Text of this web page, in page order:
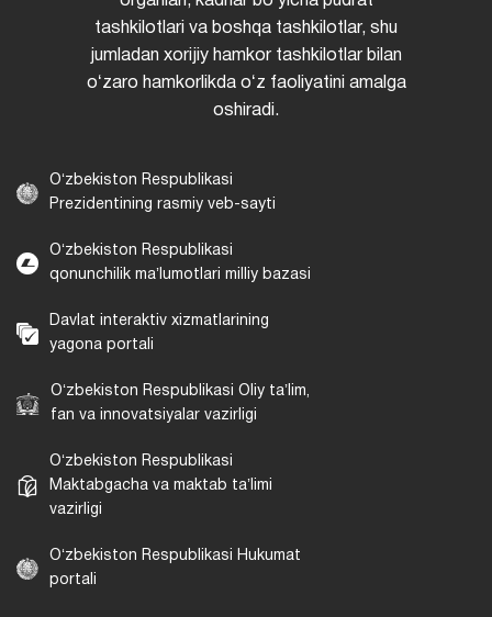
tashkilotlari va boshqa tashkilotlar, shu
jumladan xorijiy hamkor tashkilotlar bilan
oʻzaro hamkorlikda oʻz faoliyatini amalga
oshiradi.
Oʻzbekiston Respublikasi
Prezidentining rasmiy veb-sayti
Oʻzbekiston Respublikasi
qonunchilik maʼlumotlari milliy bazasi
Davlat interaktiv xizmatlarining
yagona portali
Oʻzbekiston Respublikasi Oliy taʼlim,
fan va innovatsiyalar vazirligi
Oʻzbekiston Respublikasi
Maktabgacha va maktab taʼlimi
vazirligi
Oʻzbekiston Respublikasi Hukumat
portali